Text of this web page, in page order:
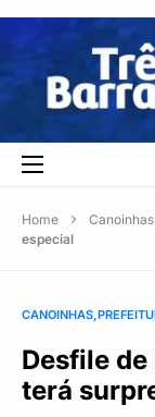
Home Canoinhas
especial
CANOINHAS
Desfile
terá